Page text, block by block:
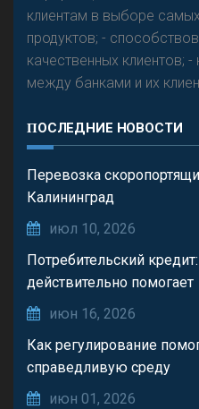
клиентам в выборе
продуктов; -
качественных клиентов;
между банками и их
ПОСЛЕДНИЕ НОВОСТИ
Перевозка
Калининград
июл 10, 2026
Потребительский
действительно помогает
июн 16, 2026
Как регулирование
справедливую среду
июн 01, 2026